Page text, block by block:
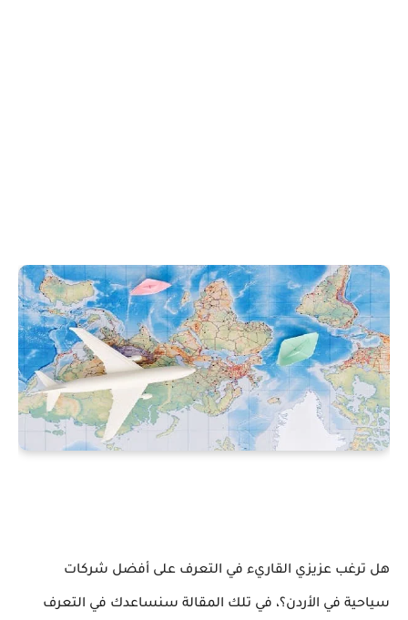
هل ترغب عزيزي القاريء في التعرف على أفضل شركات
سياحية في الأردن؟، في تلك المقالة سنساعدك في التعرف